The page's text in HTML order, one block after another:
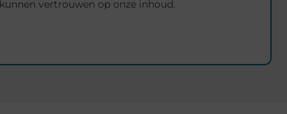
kunnen vertrouwen op onze inhoud.